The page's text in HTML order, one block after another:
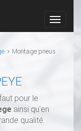
Montage pneus
pour le
ainsi qu'en
qualité.